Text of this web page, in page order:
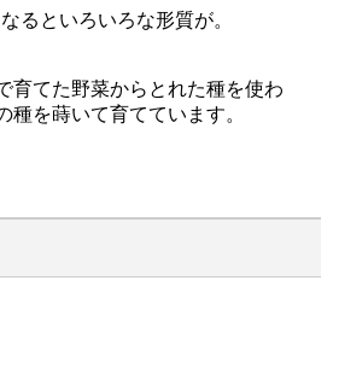
るといろいろな形質が。
育てた野菜からとれた種を使わ
種を蒔いて育てています。